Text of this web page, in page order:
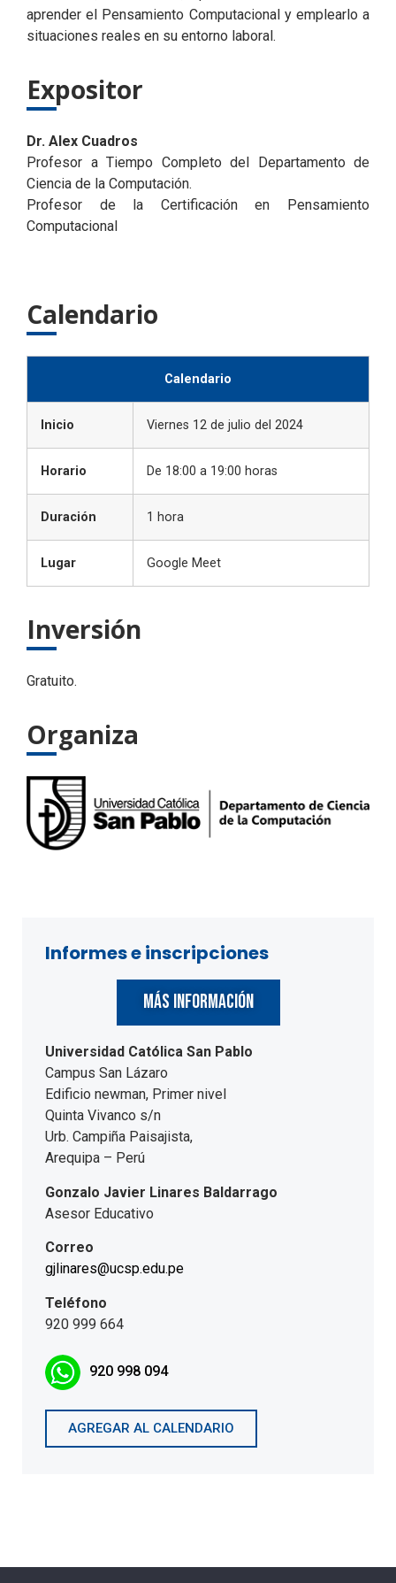
aprender el Pensamiento Computacional y emplearlo a
situaciones reales en su entorno laboral.
Expositor
Dr. Alex Cuadros
Profesor a Tiempo Completo del Departamento de
Ciencia de la Computación.
Profesor de la Certificación en Pensamiento
Computacional
Calendario
Calendario
Inicio Viernes 12 de julio del 2024
Horario De 18:00 a 19:00 horas
Duración 1 hora
Lugar Google Meet
Inversión
Gratuito.
Organiza
Informes e inscripciones
MÁS INFORMACIÓN
Universidad Católica San Pablo
Campus San Lázaro
Edificio newman, Primer nivel
Quinta Vivanco s/n
Urb. Campiña Paisajista,
Arequipa – Perú
Gonzalo Javier Linares Baldarrago
Asesor Educativo
Correo
gjlinares@ucsp.edu.pe
Teléfono
920 999 664
920 998 094
AGREGAR AL CALENDARIO